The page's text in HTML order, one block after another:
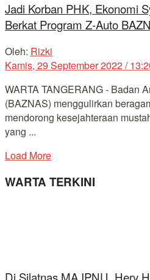
Jadi Korban PHK, Ekonomi
Berkat Program Z-Auto
Oleh: Rizki
Kamis, 29 September 2022 /
WARTA TANGERANG - Badan
(BAZNAS) menggulirkan
mendorong kesejahteraan
yang ...
Load More
WARTA TERKINI